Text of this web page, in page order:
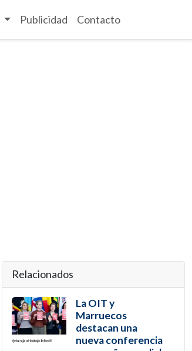
Publicidad Contacto
Relacionados
La OIT y
Marruecos
destacan una
nueva conferencia